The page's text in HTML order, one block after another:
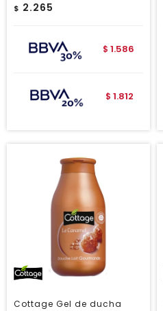
$ 2.265
$ 1.586
$ 1.812
Cottage Gel de ducha